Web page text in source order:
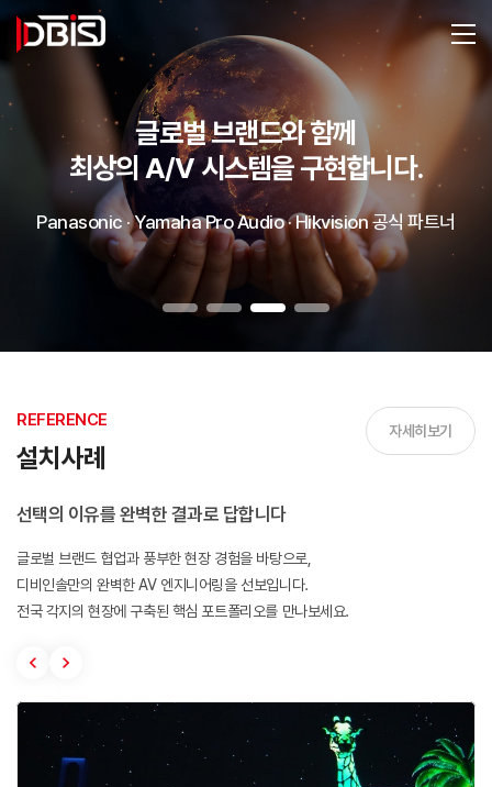
글로벌 브랜드와 함께
최상의 A/V 시스템을 구현합니다.
Panasonic · Yamaha Pro Audio · Hikvision 공식 파트너
REFERENCE
설치사례
선택의 이유를 완벽한 결과로 답합니다
글로벌 브랜드 협업과 풍부한 현장 경험을 바탕으로,
디비인솔만의 완벽한 AV 엔지니어링을 선보입니다.
전국 각지의 현장에 구축된 핵심 포트폴리오를 만나보세요.
자세히보기